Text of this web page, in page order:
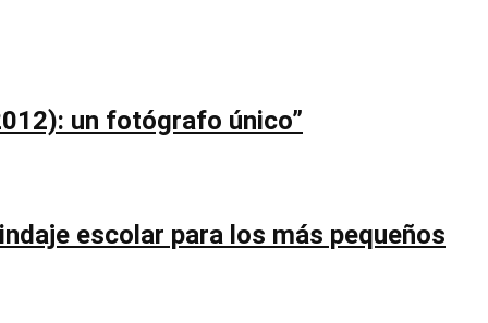
un fotógrafo único”
escolar para los más pequeños